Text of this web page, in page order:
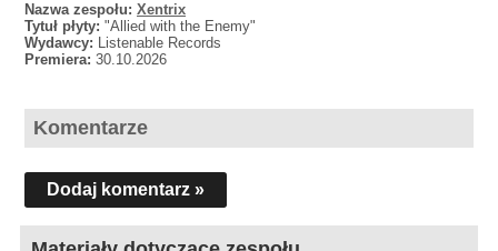
Nazwa zespołu: Xentrix
Tytuł płyty: "Allied with the Enemy"
Wydawcy: Listenable Records
Premiera: 30.10.2026
Komentarze
Dodaj komentarz »